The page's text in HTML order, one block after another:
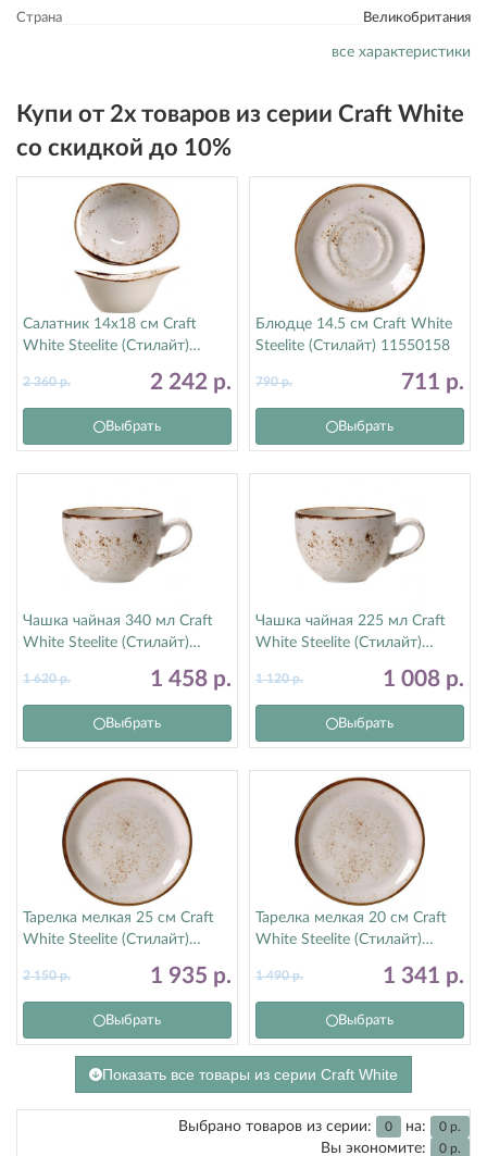
Страна
Великобритания
все характеристики
Купи от 2х товаров из серии Craft White
со скидкой до 10%
Салатник 14х18 см Craft
White Steelite (Стилайт)
2 242 р.
2 360р.
Выбрать
Блюдце 14.5 см Craft White
Steelite (Стилайт) 11550158
711 р.
790р.
Выбрать
Чашка чайная 340 мл Craft
White Steelite (Стилайт)
1 458 р.
1 620р.
Выбрать
Чашка чайная 225 мл Craft
White Steelite (Стилайт)
1 008 р.
1 120р.
Выбрать
Тарелка мелкая 25 см Craft
White Steelite (Стилайт)
1 935 р.
2 150р.
Выбрать
Тарелка мелкая 20 см Craft
White Steelite (Стилайт)
1 341 р.
1 490р.
Выбрать
Показать все товары из серии Craft White
Выбрано товаров из серии: 0 на: 0 р.
Вы экономите: 0 р.